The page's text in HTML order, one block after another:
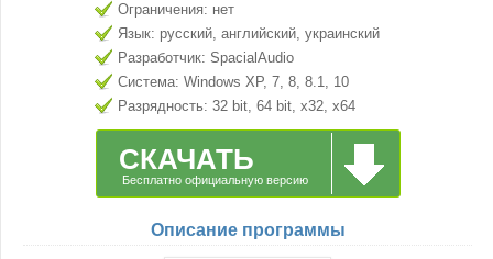
Ограничения: нет
Язык: русский, английский, украинский
Разработчик: SpacialAudio
Система: Windows XP, 7, 8, 8.1, 10
Разрядность: 32 bit, 64 bit, x32, x64
СКАЧАТЬ
Бесплатно официальную версию
Описание программы